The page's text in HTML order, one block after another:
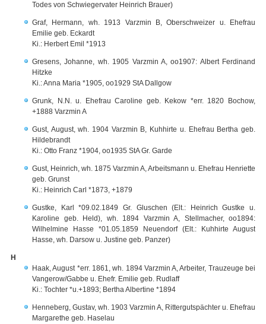
Todes von Schwiegervater Heinrich Brauer)
Graf, Hermann, wh. 1913 Varzmin B, Oberschweizer u. Ehefrau
Emilie geb. Eckardt
Ki.: Herbert Emil *1913
Gresens, Johanne, wh. 1905 Varzmin A, oo1907: Albert Ferdinand
Hitzke
Ki.: Anna Maria *1905, oo1929 StA Dallgow
Grunk, N.N. u. Ehefrau Caroline geb. Kekow *err. 1820 Bochow,
+1888 Varzmin A
Gust, August, wh. 1904 Varzmin B, Kuhhirte u. Ehefrau Bertha geb.
Hildebrandt
Ki.: Otto Franz *1904, oo1935 StA Gr. Garde
Gust, Heinrich, wh. 1875 Varzmin A, Arbeitsmann u. Ehefrau Henriette
geb. Grunst
Ki.: Heinrich Carl *1873, +1879
Gustke, Karl *09.02.1849 Gr. Gluschen (Elt.: Heinrich Gustke u.
Karoline geb. Held), wh. 1894 Varzmin A, Stellmacher, oo1894:
Wilhelmine Hasse *01.05.1859 Neuendorf (Elt.: Kuhhirte August
Hasse, wh. Darsow u. Justine geb. Panzer)
H
Haak, August *err. 1861, wh. 1894 Varzmin A, Arbeiter, Trauzeuge bei
Vangerow/Gabbe u. Ehefr. Emilie geb. Rudlaff
Ki.: Tochter *u.+1893; Bertha Albertine *1894
Henneberg, Gustav, wh. 1903 Varzmin A, Rittergutspächter u. Ehefrau
Margarethe geb. Haselau